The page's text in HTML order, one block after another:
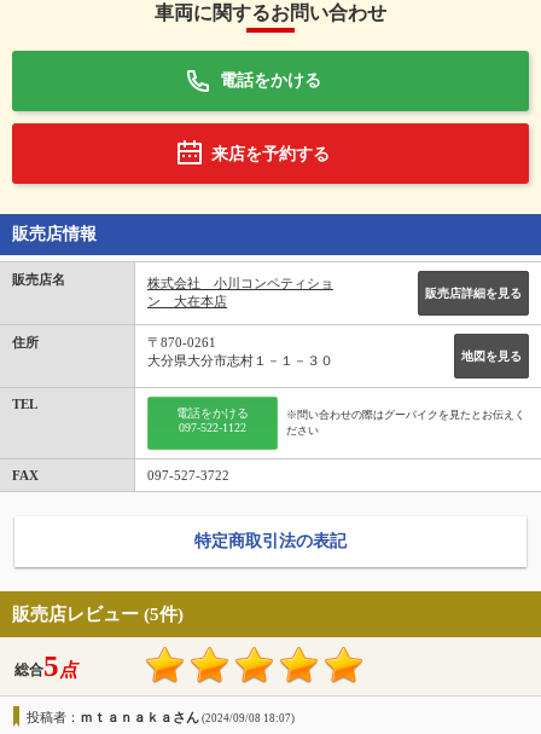
車両に関するお問い合わせ
電話をかける
来店を予約する
販売店情報
販売店名
株式会社 小川コンペティショ
ン 大在本店
販売店詳細を見る
住所
地図を見る
〒870-0261
大分県大分市志村１－１－３０
TEL
電話をかける
097-522-1122
※問い合わせの際はグーバイクを見たとお伝えく
ださい
FAX 097-527-3722
特定商取引法の表記
販売店レビュー (5件)
総合5点
投稿者： ｍｔａｎａｋａさん (2024/09/08 18:07)